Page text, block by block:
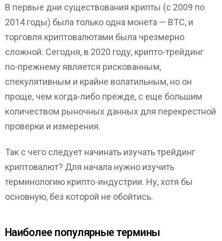
В первые дни существования крипты (с 2009 по
2014 годы) была только одна монета — BTC, и
торговля криптовалютами была чрезмерно
сложной. Сегодня, в 2020 году, крипто-трейдинг
по-прежнему является рискованным,
спекулятивным и крайне волатильным, но он
проще, чем когда-либо прежде, с еще большим
количеством рыночных данных для перекрестной
проверки и измерения.
Так с чего следует начинать изучать трейдинг
криптовалют? Для начала нужно изучить
терминологию крипто-индустрии. Ну, хотя бы
основную, без которой не обойтись.
Наиболее популярные термины